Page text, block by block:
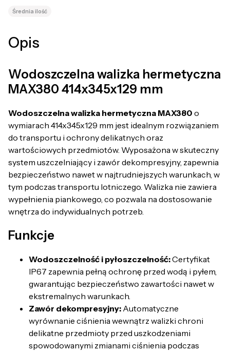
Średnia ilość
Opis
Wodoszczelna walizka hermetyczna
MAX380 414x345x129 mm
Wodoszczelna walizka hermetyczna MAX380 o
wymiarach 414x345x129 mm jest idealnym rozwiązaniem
do transportu i ochrony delikatnych oraz
wartościowych przedmiotów. Wyposażona w skuteczny
system uszczelniający i zawór dekompresyjny, zapewnia
bezpieczeństwo nawet w najtrudniejszych warunkach, w
tym podczas transportu lotniczego. Walizka nie zawiera
wypełnienia piankowego, co pozwala na dostosowanie
wnętrza do indywidualnych potrzeb.
Funkcje
Wodoszczelność i pyłoszczelność:Certyfikat
IP67 zapewnia pełną ochronę przed wodą i pyłem,
gwarantując bezpieczeństwo zawartości nawet w
ekstremalnych warunkach.
Zawór dekompresyjny: Automatyczne
wyrównanie ciśnienia wewnątrz walizki chroni
delikatne przedmioty przed uszkodzeniami
spowodowanymi zmianami ciśnienia podczas